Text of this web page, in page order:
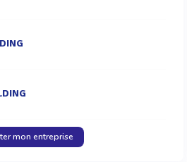
mon entreprise